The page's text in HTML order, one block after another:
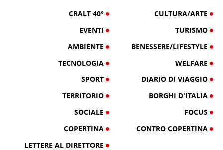
CRALT 40°
CULTURA/ARTE
EVENTI
TURISMO
AMBIENTE
BENESSERE/LIFESTYLE
TECNOLOGIA
WELFARE
SPORT
DIARIO DI VIAGGIO
TERRITORIO
BORGHI D'ITALIA
SOCIALE
FOCUS
COPERTINA
CONTRO COPERTINA
LETTERE AL DIRETTORE